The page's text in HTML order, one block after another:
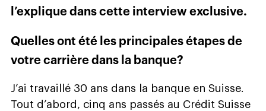
l’explique dans cette interview exclusive.
Quelles ont été les principales étapes de
votre carrière dans la banque?
J’ai travaillé 30 ans dans la banque en Suisse.
Tout d’abord, cinq ans passés au Crédit Suisse